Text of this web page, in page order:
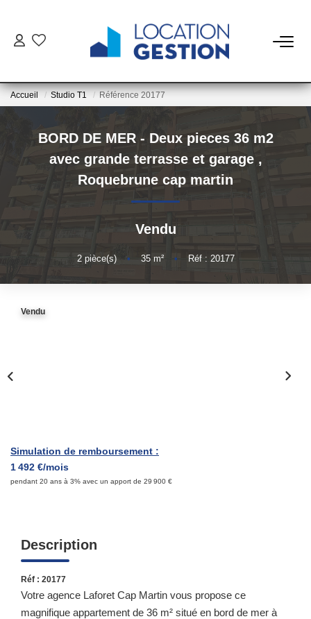
La Gestion Du Bien
La Gestion Du Locataire
ESTIMER
ESPACE CLIENT
Propriétaire
Accueil Studio T1 Référence 20177
BORD DE MER - Deux pieces 36 m2
avec grande terrasse et garage ,
Roquebrune cap martin
Vendu
2pièce(s) • 35m² • Réf : 20177
Vendu
Simulation de remboursement :
1 492 €/mois
pendant 20 ans à 3% avec un apport de 29 900 €
Description
Réf : 20177
Votre agence Laforet Cap Martin vous propose ce
magnifique appartement de 36 m² situé en bord de mer à